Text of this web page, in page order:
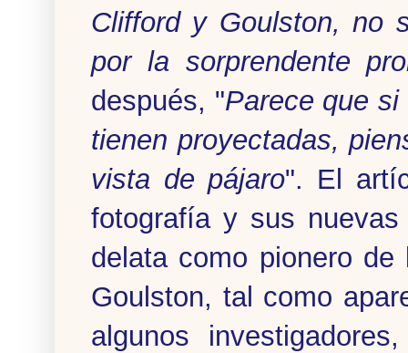
Clifford y Goulston, no
por la sorprendente
después, "Parece que
tienen proyectadas,
vista de pájaro". El
fotografía y sus
delata como pionero
Goulston, tal como
algunos